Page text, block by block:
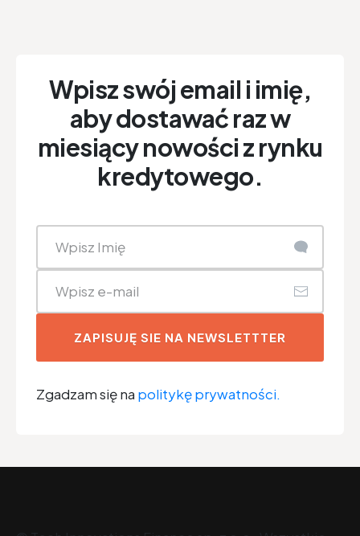
Wpisz swój email i imię,
aby dostawać raz w
miesiący nowości z rynku
kredytowego.
ZAPISUJĘ SIE NA NEWSLETTTER
Zgadzam się na politykę prywatności.